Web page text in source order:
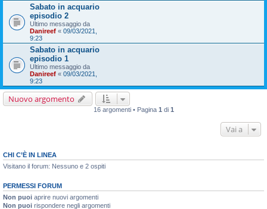
Sabato in acquario
episodio 2
Ultimo messaggio da
Danireef « 09/03/2021,
9:23
Sabato in acquario
episodio 1
Ultimo messaggio da
Danireef « 09/03/2021,
9:23
Nuovo argomento
16 argomenti • Pagina 1di 1
Vai a
CHI C’È IN LINEA
Visitano il forum: Nessuno e 2 ospiti
PERMESSI FORUM
Non puoi aprire nuovi argomenti
Non puoi rispondere negli argomenti